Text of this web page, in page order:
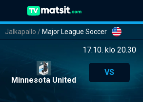
Jalkapallo / Major League Soccer
17.10. klo 20.30
Minnesota United
VS